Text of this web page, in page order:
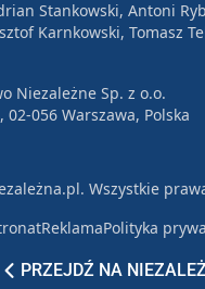
PRZEJDŹ NA
Stankowski, Antoni
Karnkowski, Tomasz
Niezależne Sp. z o.o.
02-056 Warszawa, Polska
Wszystkie
ReklamaPolityka